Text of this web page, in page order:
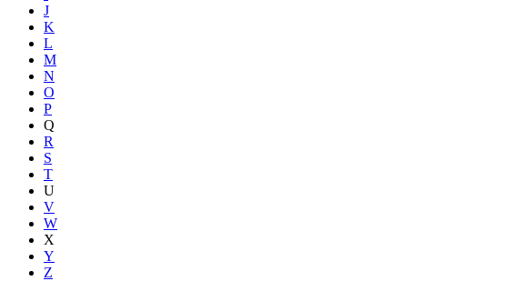
J
K
L
M
N
O
P
Q
R
S
T
U
V
W
X
Y
Z